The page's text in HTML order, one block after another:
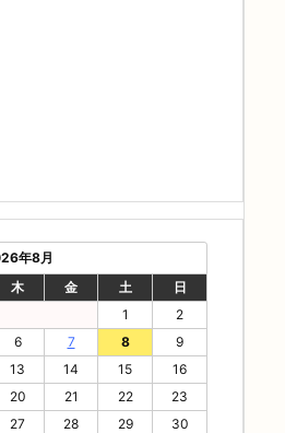
年8月
木 金 土
日
1
2
6 7 8
9
13 14 15
16
20 21 22
23
27 28 29
30